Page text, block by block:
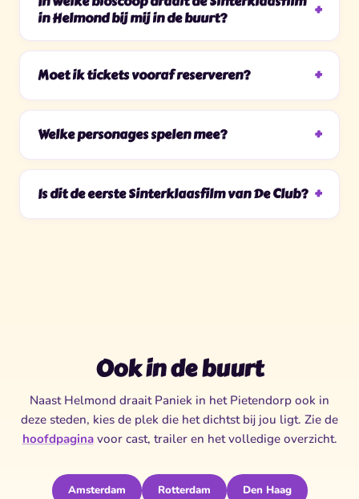
in Helmond bij mij in de buurt?
Moet ik tickets vooraf reserveren?
Welke personages spelen mee?
Is dit de eerste Sinterklaasfilm van De Club?
Ook in de buurt
Naast Helmond draait Paniek in het Pietendorp ook in
deze steden, kies de plek die het dichtst bij jou ligt. Zie de
hoofdpaginavoor cast, trailer en het volledige overzicht.
Amsterdam Rotterdam Den Haag